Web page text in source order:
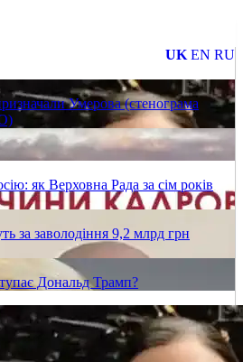
UK EN RU
Умерова (стенограма
як Верховна Рада за сім років
за заволодіння 9,2 млрд грн
Дональд Трамп?